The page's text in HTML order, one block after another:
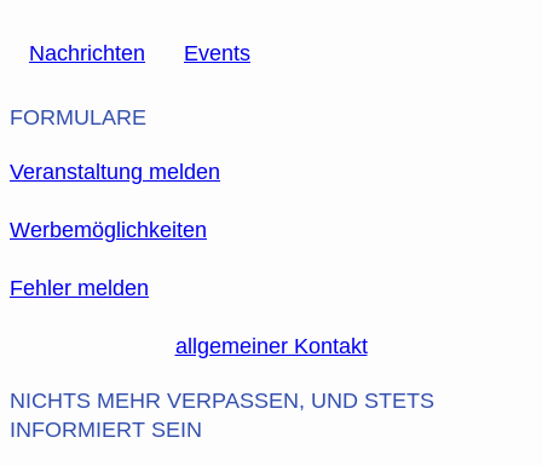
Nachrichten Events
FORMULARE
Veranstaltung melden
Werbemöglichkeiten
Fehler melden
allgemeiner Kontakt
NICHTS MEHR VERPASSEN, UND STETS
INFORMIERT SEIN